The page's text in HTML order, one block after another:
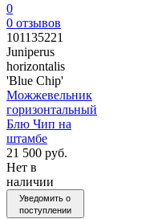
0
0 отзывов
101135221
Juniperus
horizontalis
'Blue Chip'
Можжевельник
горизонтальный
Блю Чип на
штамбе
21 500 руб.
Нет в
наличии
Уведомить о
поступлении